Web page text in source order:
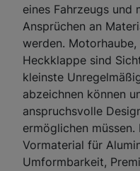
eines Fahrzeugs und
Ansprüchen an
werden.
Heckklappe sind
kleinste
abzeichnen können
anspruchsvolle
ermöglichen
Vormaterial für
Umformbarkeit,